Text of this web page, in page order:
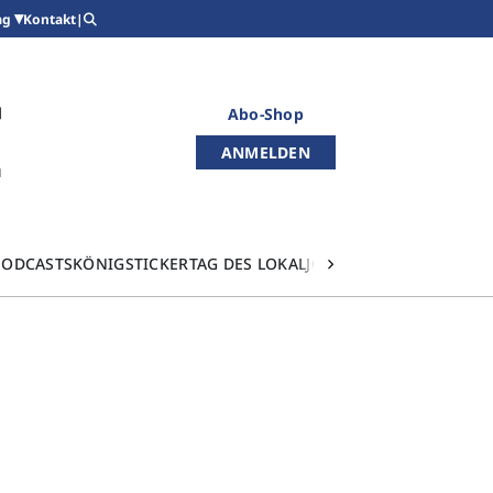
Kontakt|
Abo-Shop
ANMELDEN
KÖNIGSTICKERTAG DES LOKALJOURNALISMUS